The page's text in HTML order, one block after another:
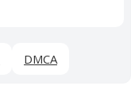
DMCA